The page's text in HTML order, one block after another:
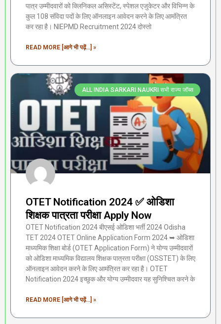
पात्र उम्मीदवारों को क्लिनिकल असिस्टेंट, स्पेशल एजुकेटर और विभिन्न के
कुल 108 संविदा पदों के लिए ऑनलाइन आवेदन करने के लिए आमंत्रित
कर रहा है। NIEPMD Recruitment 2024 दोस्तो
READ MORE [आगे भी पढ़ें...] »
ALL INDIA SARKARI NAUKRI सभी राज्य जॉब्स
OTET Notification 2024 ✅ ओडिशा
शिक्षक पात्रता परीक्षा Apply Now
OTET Notification 2024 बीएसई ओडिशा भर्ती 2024 Odisha
TET 2024 OTET Online Application Form 2024 ➥ ओडिशा
माध्यमिक शिक्षा बोर्ड (OTET Application Form) ने योग्य उम्मीदवारों
को ओडिशा माध्यमिक विद्यालय शिक्षक पात्रता परीक्षा (OSSTET) के लिए
ऑनलाइन आवेदन करने के लिए आमंत्रित कर रहा है। OTET
Notification 2024 इच्छुक और योग्य उम्मीदवार यह सुनिश्चित करने के
READ MORE [आगे भी पढ़ें...] »